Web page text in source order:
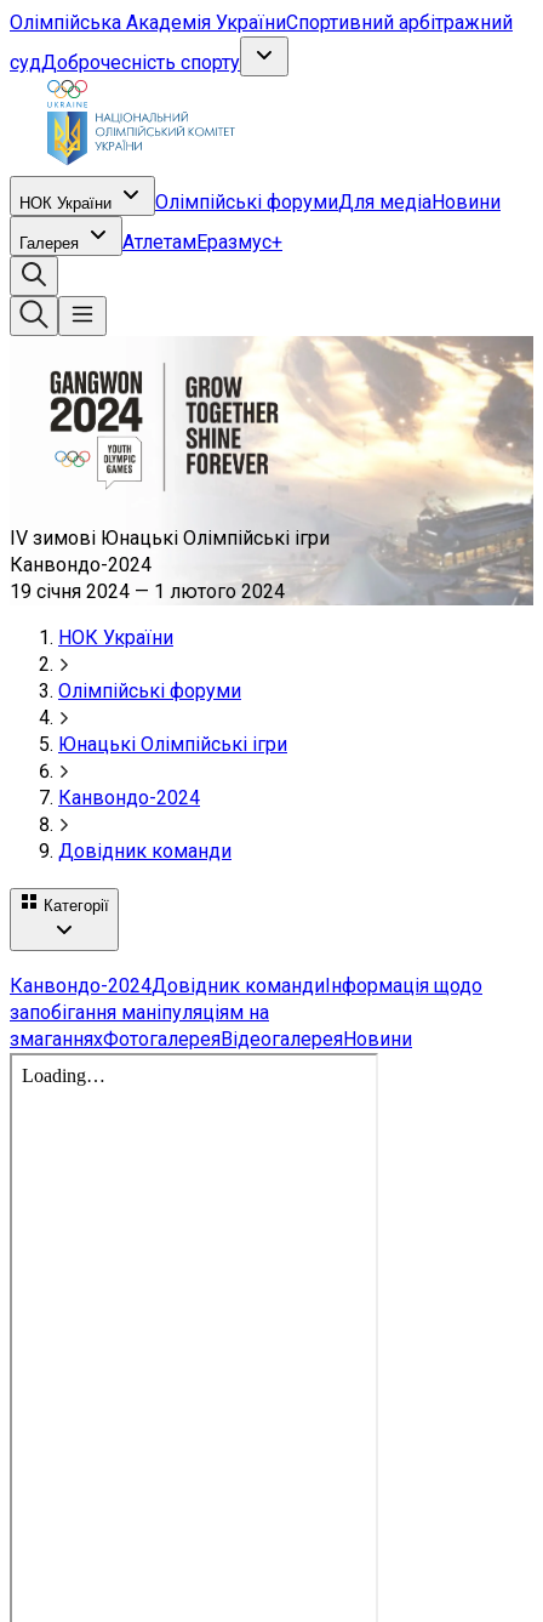
Олімпійська Академія УкраїниСпортивний арбітражний
судДоброчесність спорту
НОК України Олімпійські форумиДля медіаНовини
Галерея АтлетамЕразмус+
IV зимові Юнацькі Олімпійські ігри
Канвондо-2024
19 січня 2024 — 1 лютого 2024
НОК України
Олімпійські форуми
Юнацькі Олімпійські ігри
Канвондо-2024
Довідник команди
Категорії
Канвондо-2024Довідник команди Інформація щодо
запобігання маніпуляціям на
змаганняхФотогалереяВідеогалереяНовини